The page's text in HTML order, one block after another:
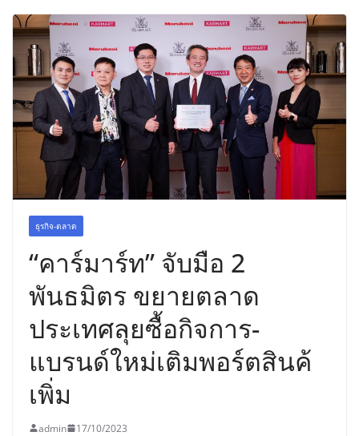
ได้เตรียมนักเรียนเพียงเพื่อก้าวเข้าสู่
มหาวิทยาลัยเท่านั้น แต่ยังเตรียมพวก
เขาให้พร้อมเป็นผู้กำหนดอนาคต”
8.8 “ซูเลียน” รวมพลังนักธุรกิจทั่ว
ประเทศ จัดประชุมใหญ่แห่งปี พบ CEO
“ดร.ปิยะวัฒน์” ถ่ายทอดวิสัยทัศน์ธุรกิจ
พร้อมฟรีคอนเสิร์ต “โชค รถแห่” ยกวง
ธุรกิจ-ตลาด
“คาร์มาร์ท” จับมือ 2
พันธมิตร ขยายตลาด
ประเทศลุยซื้อกิจการ-
แบรนด์ใหม่เติมพอร์ตสินค้
เพิ่ม
admin 17/10/2023